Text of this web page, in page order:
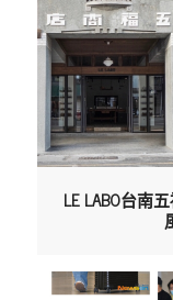
LE LABO台南